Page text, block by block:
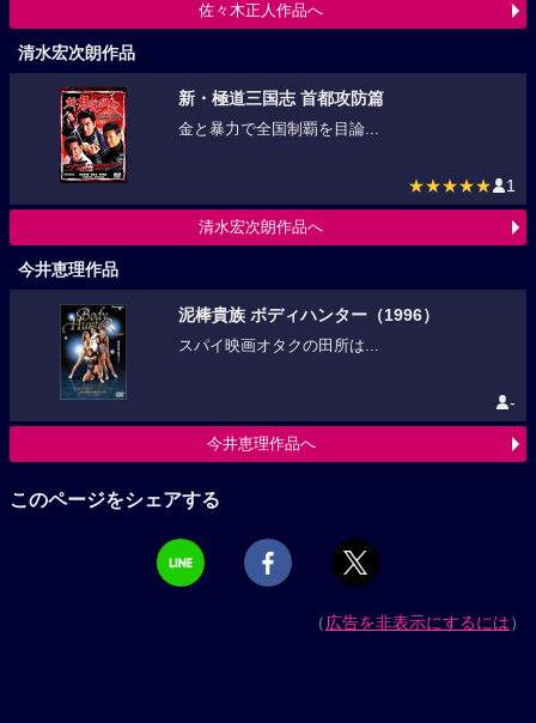
佐々木正人作品へ
清水宏次朗作品
新・極道三国志 首都攻防篇
金と暴力で全国制覇を目論...
★★★★★ 1
清水宏次朗作品へ
今井恵理作品
泥棒貴族 ボディハンター（1996）
スパイ映画オタクの田所は...
-
今井恵理作品へ
このページをシェアする
（広告を非表示にするには）